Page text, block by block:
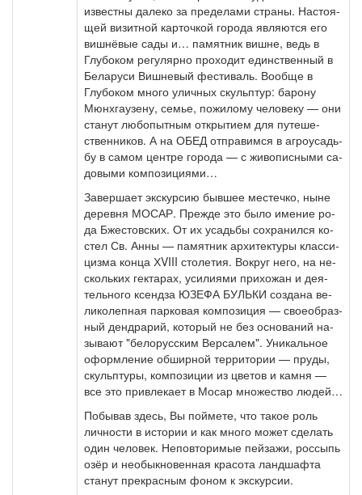
из­вест­ны да­ле­ко за пре­де­ла­ми стра­ны. На­сто­я­
щей ви­зит­ной кар­точ­кой го­ро­да яв­ля­ют­ся его
виш­нёвые са­ды и… па­мят­ник виш­не, ведь в
Глубоком ре­гу­ляр­но про­хо­дит един­ствен­ный в
Бе­ла­ру­си Виш­не­вый фе­сти­валь. Вообще в
Глубоком мно­го улич­ных скульп­тур: ба­ро­ну
Мюнх­гау­зе­ну, се­мье, по­жи­ло­му че­ло­ве­ку — они
ста­нут лю­бо­пыт­ным от­кры­ти­ем для пу­те­ше­
ствен­ни­ков. А на ОБЕД от­пра­вим­ся в аг­ро­усадь­
бу в са­мом цен­тре го­ро­да — с жи­во­пис­ны­ми са­
до­вы­ми ком­по­зи­ци­я­ми…
За­вер­ша­ет экс­кур­сию быв­шее ме­стеч­ко, ны­не
де­рев­ня МОСАР. Прежде это бы­ло име­ние ро­
да Бже­стов­ских. От их усадь­бы со­хра­нил­ся ко­
стел Св. Ан­ны — па­мят­ник ар­хи­тек­ту­ры клас­си­
циз­ма кон­ца ХVIII сто­ле­тия. Во­круг не­го, на не­
сколь­ких гек­та­рах, уси­ли­я­ми при­хо­жан и де­я­
тель­но­го ксен­дза ЮЗЕФА БУЛЬКИ со­зда­на ве­
ли­ко­леп­ная пар­ко­вая ком­по­зи­ция — свое­об­раз­
ный денд­ра­рий, ко­то­рый не без ос­но­ва­ний на­
зы­ва­ют "бе­ло­рус­ским Вер­са­лем". Уни­каль­ное
оформ­ле­ние об­шир­ной тер­ри­то­рии — пру­ды,
скульп­ту­ры, ком­по­зи­ции из цве­тов и кам­ня —
все это при­вле­ка­ет в Мо­сар мно­же­ство лю­дей…
По­бы­вав здесь, Вы пой­ме­те, что та­кое роль
лич­но­сти в ис­то­рии и как мно­го мо­жет сде­лать
один че­ло­век. Неповторимые пей­за­жи, рос­сыпь
озёр и не­обык­но­вен­ная кра­со­та ланд­шаф­та
ста­нут пре­крас­ным фо­ном к экс­кур­сии.